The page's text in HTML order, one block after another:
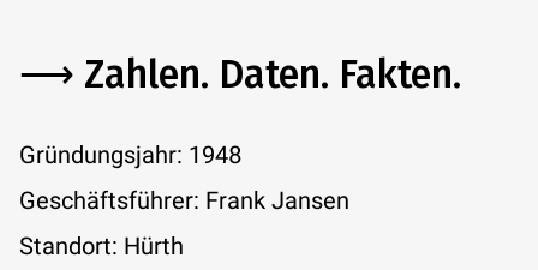
⟶ Zahlen. Daten. Fakten.
Gründungsjahr: 1948
Geschäftsführer: Frank Jansen
Standort: Hürth